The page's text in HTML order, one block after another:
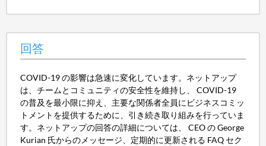
回答
COVID-19 の影響は急速に変化しています。ネットアップ
は、チームとコミュニティの安全性を維持し、 COVID-19
の普及を最小限に抑え、主要な関係者全員にビジネスコミッ
トメントを提供するために、引き続き取り組みを行っていま
す。ネットアップの回答の詳細については、 CEO の George
Kurian 氏からのメッセージ、定期的に更新される FAQ セク